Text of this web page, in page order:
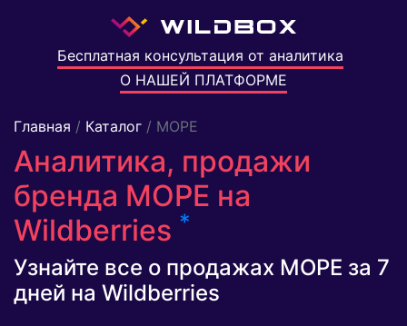
Бесплатная консультация от аналитика
О НАШЕЙ ПЛАТФОРМЕ
Главная / Каталог / МОРЕ
Аналитика, продажи
бренда МОРЕ на
Wildberries *
Узнайте все о продажах МОРЕ за 7
дней на Wildberries